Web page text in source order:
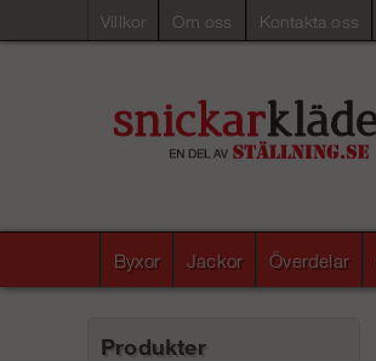
Villkor Om oss Kontakta oss
Byxor Jackor Överdelar
Produkter